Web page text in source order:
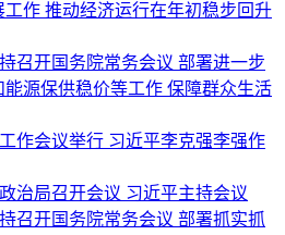
作 推动经济运行在年初稳步回升
召开国务院常务会议 部署进一步
源保供稳价等工作 保障群众生活
作会议举行 习近平李克强李强作
治局召开会议 习近平主持会议
召开国务院常务会议 部署抓实抓